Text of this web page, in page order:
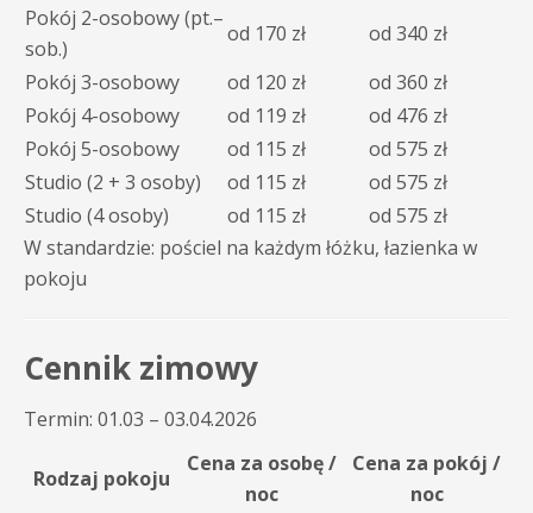
Pokój 2-osobowy (pt.–
sob.)
od 170 zł
od 340 zł
Pokój 3-osobowy
od 120 zł
od 360 zł
Pokój 4-osobowy
od 119 zł
od 476 zł
Pokój 5-osobowy
od 115 zł
od 575 zł
Studio (2 + 3 osoby)
od 115 zł
od 575 zł
Studio (4 osoby)
od 115 zł
od 575 zł
W standardzie: pościel na każdym łóżku, łazienka w
pokoju
Cennik zimowy
Termin: 01.03 – 03.04.2026
Rodzaj pokoju
Cena za osobę /
noc
Cena za pokój /
noc